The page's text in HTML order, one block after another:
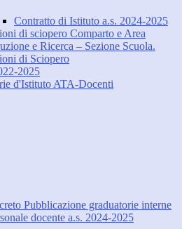
Contratto di Istituto a.s. 2024-2025
di sciopero Comparto e Area
e Ricerca – Sezione Scuola.
di Sciopero
2025
d'Istituto ATA-Docenti
Pubblicazione graduatorie interne
docente a.s. 2024-2025